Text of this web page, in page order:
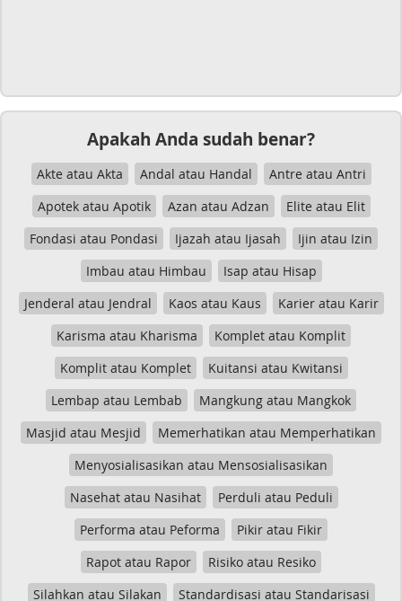
Apakah Anda sudah benar?
Akte atau Akta Andal atau Handal
Antre atau Antri
Apotek atau Apotik
Azan atau Adzan
Elite atau Elit
Fondasi atau Pondasi
Ijazah atau Ijasah
Ijin atau Izin
Imbau atau Himbau
Isap atau Hisap
Jenderal atau Jendral
Kaos atau Kaus
Karier atau Karir
Karisma atau Kharisma
Komplet atau Komplit
Komplit atau Komplet
Kuitansi atau Kwitansi
Lembap atau Lembab
Mangkung atau Mangkok
Masjid atau Mesjid
Memerhatikan atau Memperhatikan
Menyosialisasikan atau Mensosialisasikan
Nasehat atau Nasihat
Perduli atau Peduli
Performa atau Peforma
Pikir atau Fikir
Rapot atau Rapor
Risiko atau Resiko
Silahkan atau Silakan
Standardisasi atau Standarisasi